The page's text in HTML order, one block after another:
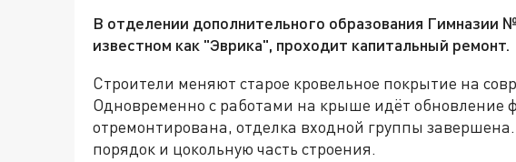
В отделении дополнительного образования Гимназии
известном как "Эврика", проходит капитальный ремонт.
Строители меняют старое кровельное покрытие на
Одновременно с работами на крыше идёт обновление
отремонтирована, отделка входной группы
порядок и цокольную часть строения.